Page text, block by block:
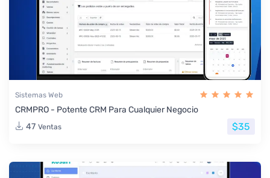
Sistemas Web
CRMPRO - Potente CRM Para Cualquier Negocio
47 Ventas $35